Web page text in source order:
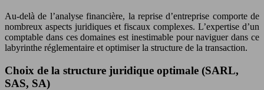
Au-delà de l’analyse financière, la reprise d’entreprise comporte de
nombreux aspects juridiques et fiscaux complexes. L’expertise d’un
comptable dans ces domaines est inestimable pour naviguer dans ce
labyrinthe réglementaire et optimiser la structure de la transaction.
Choix de la structure juridique optimale (SARL,
SAS, SA)